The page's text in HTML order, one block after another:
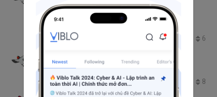
Kết nối số ticket có trong tên Commit trên
Github với Redmine
GitHub
1.4K 10 6
Chatwork SDK for PHP
1.4K 12 1 8